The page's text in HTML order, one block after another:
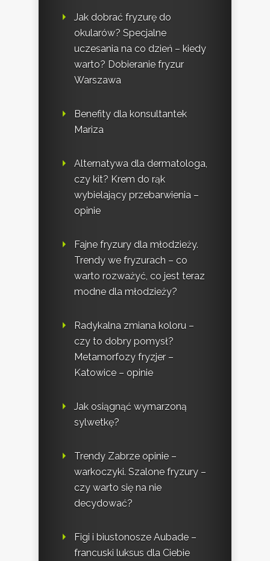
Jak dobrać fryzurę do
okularów? Specjalne
uczesania na co dzień – kiedy
warto? Dobieranie fryzur
Warszawa
Benefity dla konsultantek
Mariza
Alternatywa dla dermatologa,
czy kit? Krem do rąk
wybielający przebarwienia –
opinie
Fajne fryzury dla młodzieży.
Trendy we fryzurach – co
warto rozważyć, co jest teraz
modne dla młodzieży?
Radykalna zmiana koloru –
czy to dobry pomysł?
Metamorfozy fryzjer –
Katowice – opinie
Jak osiągnąć wymarzoną
sylwetkę?
Trendy Zabrze opinie –
warkoczyki. Szalone fryzury –
czy warto się na nie
decydować?
Figi i biustonosze Aubade –
francuski luksus dla Ciebie